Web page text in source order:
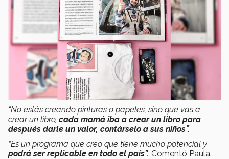
“No estás creando pinturas o papeles, sino que vas a
crear un libro, cada mamá iba a crear un libro para
después darle un valor, contárselo a sus niños”.
“Es un programa que creo que tiene mucho potencial y
podrá ser replicable en todo el país”. Comentó Paula.